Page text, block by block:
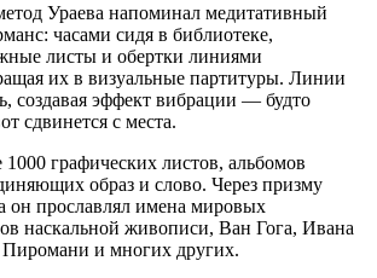
Ураева напоминал медитативный
часами сидя в библиотеке,
листы и обертки линиями
их в визуальные партитуры. Линии
создавая эффект вибрации — будто
сдвинется с места.
1000 графических листов, альбомов
образ и слово. Через призму
он прославлял имена мировых
наскальной живописи, Ван Гога, Ивана
и многих других.